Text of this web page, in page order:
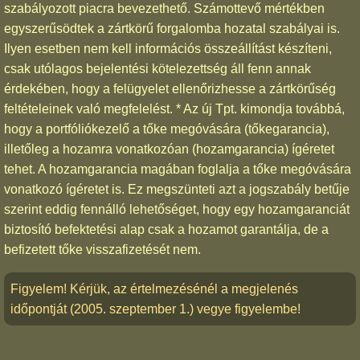
szabályozott piacra bevezethető. Számottevő mértékben
egyszerűsödtek a zártkörű forgalomba hozatal szabályai is.
Ilyen esetben nem kell információs összeállítást készíteni,
csak utólagos bejelentési kötelezettség áll fenn annak
érdekében, hogy a felügyelet ellenőrizhesse a zártkörűség
feltételeinek való megfelelést. * Az új Tpt. kimondja továbbá,
hogy a portfóliókezelő a tőke megóvására (tőkegarancia),
illetőleg a hozamra vonatkozóan (hozamgarancia) ígéretet
tehet. A hozamgarancia magában foglalja a tőke megóvására
vonatkozó ígéretet is. Ez megszünteti azt a jogszabály betűje
szerint eddig fennálló lehetőséget, hogy egy hozamgaranciát
biztosító befektetési alap csak a hozamot garantálja, de a
befizetett tőke visszafizetését nem.
Figyelem! Kérjük, az értelmezésénél a megjelenés
időpontját (2005. szeptember 1.) vegye figyelembe!